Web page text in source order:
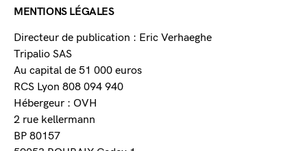
MENTIONS LÉGALES
Directeur de publication : Eric Verhaeghe
Tripalio SAS
Au capital de 51 000 euros
RCS Lyon 808 094 940
Hébergeur : OVH
2 rue kellermann
BP 80157